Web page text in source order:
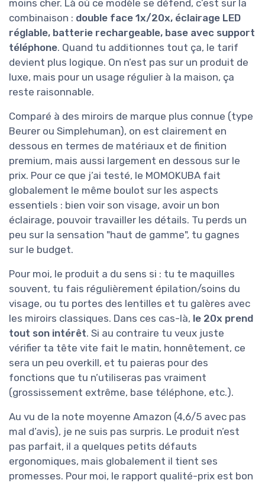
moins cher. Là où ce modèle se défend, c’est sur la
combinaison : double face 1x/20x, éclairage LED
réglable, batterie rechargeable, base avec support
téléphone. Quand tu additionnes tout ça, le tarif
devient plus logique. On n’est pas sur un produit de
luxe, mais pour un usage régulier à la maison, ça
reste raisonnable.
Comparé à des miroirs de marque plus connue (type
Beurer ou Simplehuman), on est clairement en
dessous en termes de matériaux et de finition
premium, mais aussi largement en dessous sur le
prix. Pour ce que j’ai testé, le MOMOKUBA fait
globalement le même boulot sur les aspects
essentiels : bien voir son visage, avoir un bon
éclairage, pouvoir travailler les détails. Tu perds un
peu sur la sensation "haut de gamme", tu gagnes
sur le budget.
Pour moi, le produit a du sens si : tu te maquilles
souvent, tu fais régulièrement épilation/soins du
visage, ou tu portes des lentilles et tu galères avec
les miroirs classiques. Dans ces cas-là, le 20x prend
tout son intérêt. Si au contraire tu veux juste
vérifier ta tête vite fait le matin, honnêtement, ce
sera un peu overkill, et tu paieras pour des
fonctions que tu n’utiliseras pas vraiment
(grossissement extrême, base téléphone, etc.).
Au vu de la note moyenne Amazon (4,6/5 avec pas
mal d’avis), je ne suis pas surpris. Le produit n’est
pas parfait, il a quelques petits défauts
ergonomiques, mais globalement il tient ses
promesses. Pour moi, le rapport qualité-prix est bon